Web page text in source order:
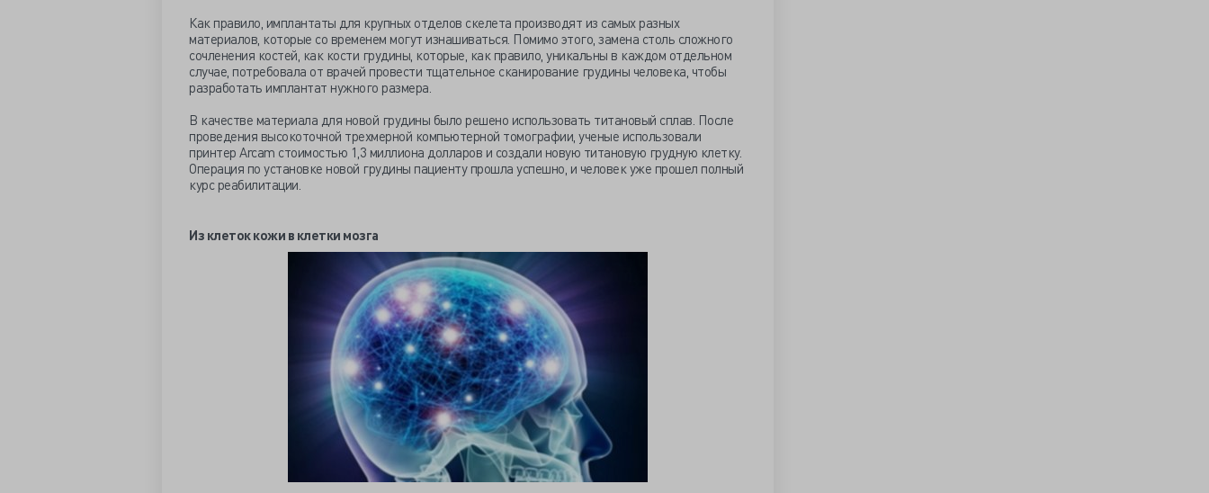
Как правило, имплантаты для крупных отделов скелета производят из самых разных
материалов, которые со временем могут изнашиваться. Помимо этого, замена столь сложного
сочленения костей, как кости грудины, которые, как правило, уникальны в каждом отдельном
случае, потребовала от врачей провести тщательное сканирование грудины человека, чтобы
разработать имплантат нужного размера.
В качестве материала для новой грудины было решено использовать титановый сплав. После
проведения высокоточной трехмерной компьютерной томографии, ученые использовали
принтер Arcam стоимостью 1,3 миллиона долларов и создали новую титановую грудную клетку.
Операция по установке новой грудины пациенту прошла успешно, и человек уже прошел полный
курс реабилитации.
Из клеток кожи в клетки мозга